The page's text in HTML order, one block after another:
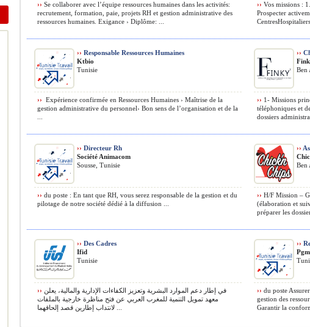
›› Se collaborer avec l’équipe ressources humaines dans les activités:
recrutement, formation, paie, projets RH et gestion administrative des
ressources humaines. Exigance › Diplôme: ...
›› Vos missions :
Prospecter
›› Responsable Ressources Humaines
Ktbio
Tunisie
›› ️ Expérience confirmée en Ressources Humaines ›️ Maîtrise de la
gestion administrative du personnel›️ Bon sens de l’organisation et de la
››
Ben
›› 1- Missions
téléphoniques et
dossiers
›› Directeur Rh
Société Animacom
Sousse, Tunisie
›› du poste : En tant que RH, vous serez responsable de la gestion et du
pilotage de notre société dédié à la diffusion ...
››
Ben
›› H/F Mission –
(élaboration et
préparer les
›› Des Cadres
Ifid
Tunisie
››
معهد تمويل التنمية للمغرب العربي عن فتح مناظرة خارجية بالملفات
››
›› du poste
gestion des
Garantir la